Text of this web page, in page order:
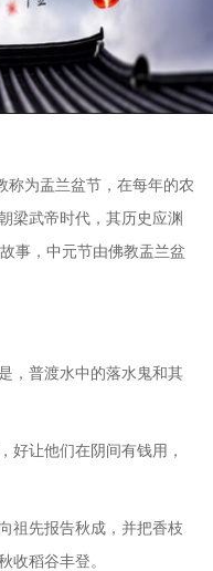
称为盂兰盆节，在每年的农
梁武帝时代，其历史应渊
事，中元节由佛教盂兰盆
，普渡水中的落水鬼和其
好让他们在阴间有钱用，
祖先报告秋成，并把香枝
收稻谷丰登。